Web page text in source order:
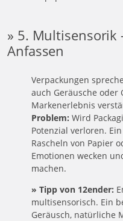
» 5. Multisensorik
Anfassen
Verpackungen
auch Geräusche oder
Markenerlebnis
Problem: Wird
Potenzial verloren.
Rascheln von Papier
Emotionen wecken
machen.
» Tipp von 12ender:
multisensorisch. Ein
Geräusch, natürliche